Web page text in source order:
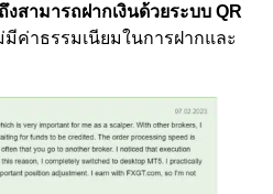
สามารถฝากเงินด้วยระบบ QR
มีค่าธรรมเนียมในการฝากและ